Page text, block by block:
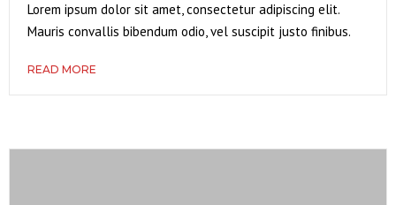
Lorem ipsum dolor sit amet, consectetur adipiscing elit.
Mauris convallis bibendum odio, vel suscipit justo finibus.
READ MORE